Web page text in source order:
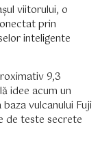
viitorului, o
prin
inteligente
9,3
idee acum un
vulcanului Fuji
de teste secrete